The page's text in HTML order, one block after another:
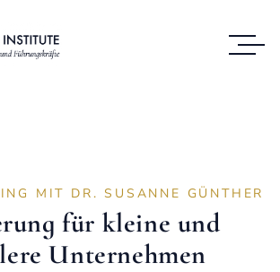
MIT DR. SUSANNE GÜNTHER
für kleine und
Unternehmen